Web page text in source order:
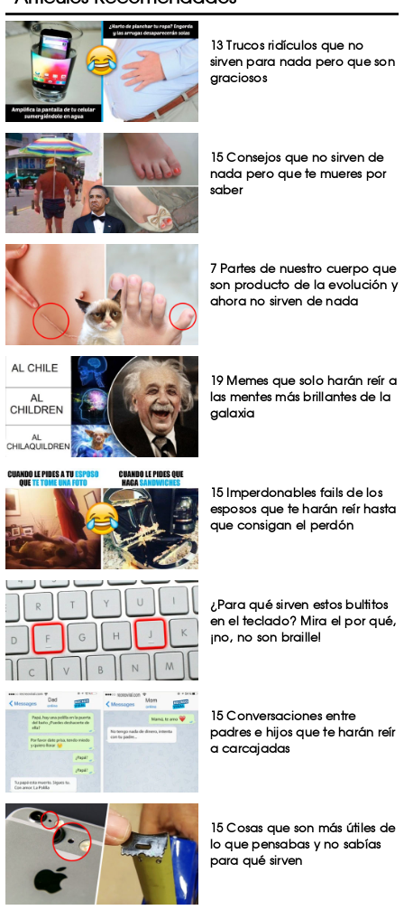
13 Trucos ridículos que no
sirven para nada pero que son
graciosos
15 Consejos que no sirven de
nada pero que te mueres por
saber
7 Partes de nuestro cuerpo que
son producto de la evolución y
ahora no sirven de nada
19 Memes que solo harán reír a
las mentes más brillantes de la
galaxia
15 Imperdonables fails de los
esposos que te harán reír hasta
que consigan el perdón
¿Para qué sirven estos bultitos
en el teclado? Mira el por qué,
¡no, no son braille!
15 Conversaciones entre
padres e hijos que te harán reír
a carcajadas
15 Cosas que son más útiles de
lo que pensabas y no sabías
para qué sirven